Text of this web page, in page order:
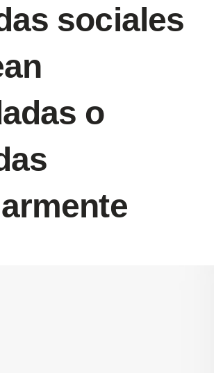
sociales
o